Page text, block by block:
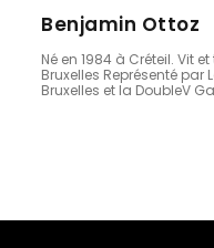
Benjamin Ottoz
Né en 1984 à Créteil. Vit
Bruxelles Représenté par
Bruxelles et la DoubleV